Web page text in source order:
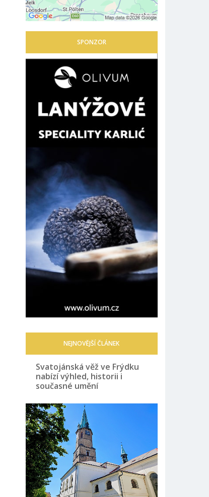
SPONZOR
NEJNOVĚJŠÍ ČLÁNEK
Svatojánská věž ve Frýdku
nabízí výhled, historii i
současné umění